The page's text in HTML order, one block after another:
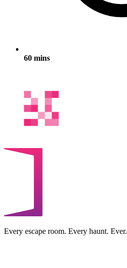
60 mins
Every escape room. Every haunt. Ever.